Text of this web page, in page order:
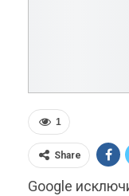
1
Share
Google